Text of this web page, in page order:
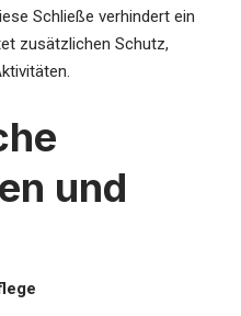
Schließe verhindert ein
zusätzlichen Schutz,
und